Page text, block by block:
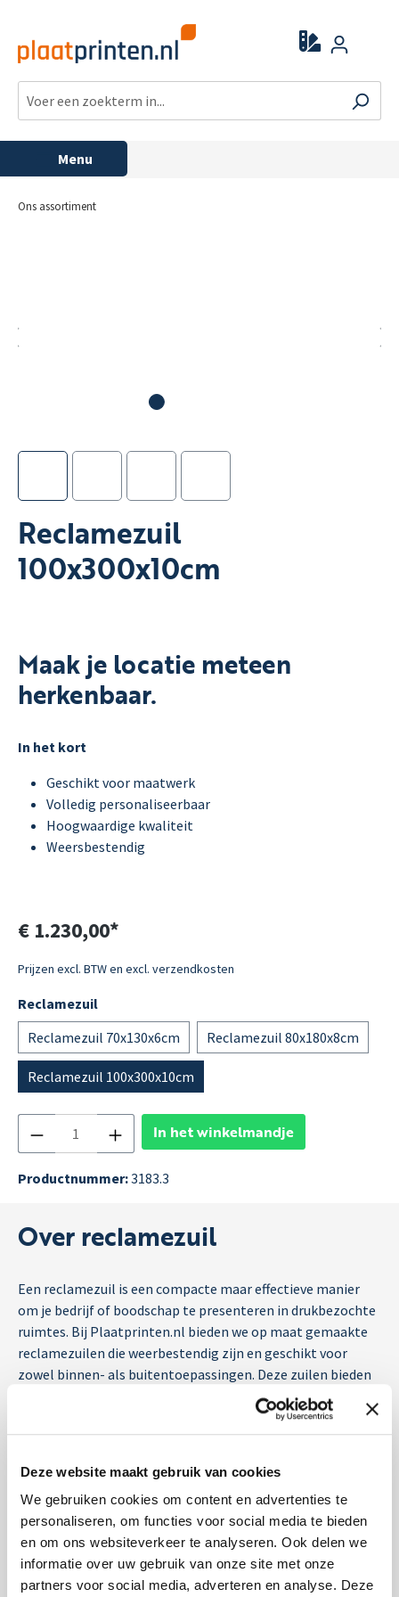
Deze website maakt gebruik van cookies
We gebruiken cookies om content en advertenties te
personaliseren, om functies voor social media te bieden
en om ons websiteverkeer te analyseren. Ook delen we
informatie over uw gebruik van onze site met onze
partners voor social media, adverteren en analyse. Deze
Menu
Ons assortiment
Reclamezuil
100x300x10cm
Maak je locatie meteen
herkenbaar.
In het kort
Geschikt voor maatwerk
Volledig personaliseerbaar
Hoogwaardige kwaliteit
Weersbestendig
€ 1.230,00*
Prijzen excl. BTW en excl. verzendkosten
Reclamezuil
Reclamezuil 70x130x6cm
Reclamezuil 80x180x8cm
Reclamezuil 100x300x10cm
In het winkelmandje
Productnummer:3183.3
Over reclamezuil
Een reclamezuil is een compacte maar effectieve manier
om je bedrijf of boodschap te presenteren in drukbezochte
ruimtes. Bij Plaatprinten.nl bieden we op maat gemaakte
reclamezuilen die weerbestendig zijn en geschikt voor
zowel binnen- als buitentoepassingen. Deze zuilen bieden
voldoende ruimte voor heldere en opvallende prints, ideaal
voor winkelcentra, bedrijfspanden of evenementen.
Een reclamezuil is een vrijstaand, stevig en duurzaam
display dat zowel functioneel als visueel een echte
blikvanger is. Onze zuilen worden geproduceerd van
hoogwaardig plaatmateriaal dat bekendstaat om zijn